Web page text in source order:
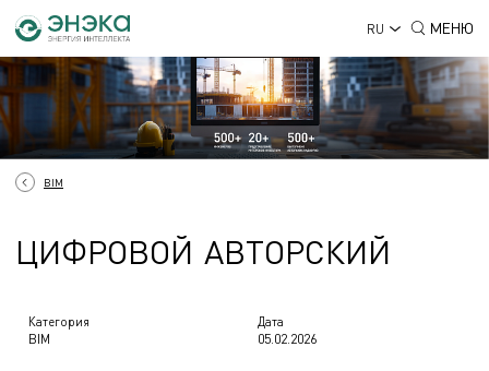
RU МЕНЮ
BIM
ЦИФРОВОЙ АВТОРСКИЙ
ЦИФРОВОЙ АВТОРСКИЙ
Категория
BIM
Дата
05.02.2026